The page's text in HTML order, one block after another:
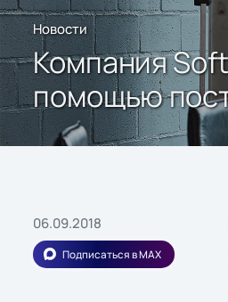
Новости
Компания
помощью
06.09.2018
Подписаться в MAX